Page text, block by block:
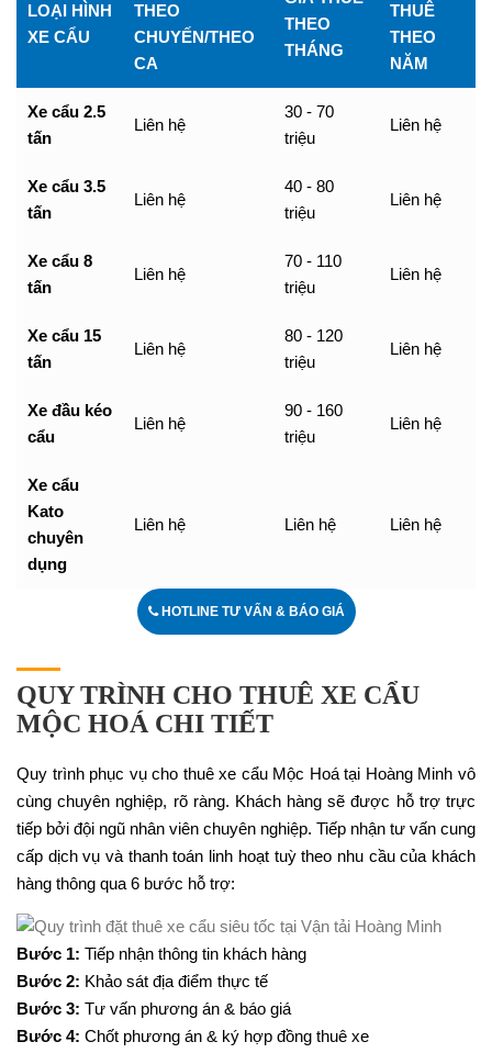
LOẠI HÌNH
XE CẨU
THEO
CHUYẾN/THEO
CA
THEO
THÁNG
THUÊ
THEO
NĂM
Xe cẩu 2.5
tấn
Liên hệ
30 - 70
triệu
Liên hệ
Xe cẩu 3.5
tấn
Liên hệ
40 - 80
triệu
Liên hệ
Xe cẩu 8
tấn
Liên hệ
70 - 110
triệu
Liên hệ
Xe cẩu 15
tấn
Liên hệ
80 - 120
triệu
Liên hệ
Xe đầu kéo
cẩu
Liên hệ
90 - 160
triệu
Liên hệ
Xe cẩu
Kato
chuyên
dụng
Liên hệ Liên hệ Liên hệ
HOTLINE TƯ VẤN & BÁO GIÁ
QUY TRÌNH CHO THUÊ XE CẨU
MỘC HOÁ CHI TIẾT
Quy trình phục vụ cho thuê xe cẩu Mộc Hoá tại Hoàng Minh vô
cùng chuyên nghiệp, rõ ràng. Khách hàng sẽ được hỗ trợ trực
tiếp bởi đội ngũ nhân viên chuyên nghiệp. Tiếp nhận tư vấn cung
cấp dịch vụ và thanh toán linh hoạt tuỳ theo nhu cầu của khách
hàng thông qua 6 bước hỗ trợ:
Bước 1: Tiếp nhận thông tin khách hàng
Bước 2: Khảo sát địa điểm thực tế
Bước 3: Tư vấn phương án & báo giá
Bước 4: Chốt phương án & ký hợp đồng thuê xe